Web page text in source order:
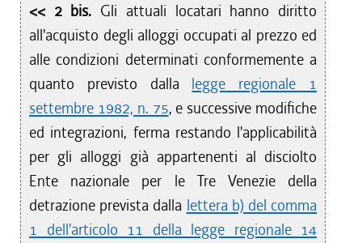
<< 2 bis. Gli attuali locatari hanno diritto
all'acquisto degli alloggi occupati al prezzo ed
alle condizioni determinati conformemente a
quanto previsto dalla legge regionale 1
settembre 1982, n. 75, e successive modifiche
ed integrazioni, ferma restando l'applicabilità
per gli alloggi già appartenenti al disciolto
Ente nazionale per le Tre Venezie della
detrazione prevista dalla lettera b) del comma
1 dell'articolo 11 della legge regionale 14